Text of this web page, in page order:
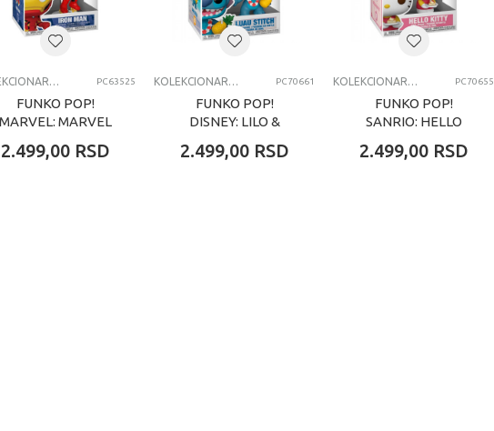
KOLEKCIONARSKE FIGURE I SETOVI PC63525
FUNKO POP!
MARVEL: MARVEL
IRON MAN
2.499,00 RSD
KOLEKCIONARSKE FIGURE I SETOVI PC70661
FUNKO POP!
DISNEY: LILO &
2.499,00 RSD
KOLEKCIONARSKE FIGURE I SETOVI PC70655
FUNKO POP!
SANRIO: HELLO
2.499,00 RSD